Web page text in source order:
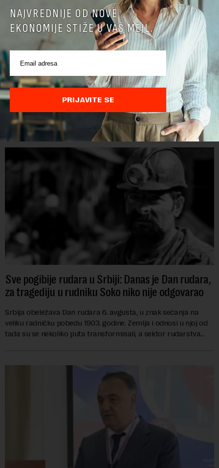
POVEZANI SADRŽAJI
Sve pogibije rudara u Srbiji: Danas je Dan rudara,
za tragediju u rudniku Soko niko nije odgovarao
Srbija obeležava Dan rudara 6. avgusta, u znak sećanja na
veliku radničku pobedu 1903. godine. Zemlja i odnosi u njoj od
tada su se nekoliko puta transformisali, a sektor rudarstva
NAJVREDNIJE OD NOVE
EKONOMIJE STIŽE U VAŠ MEJL.
PRIJAVITE SE